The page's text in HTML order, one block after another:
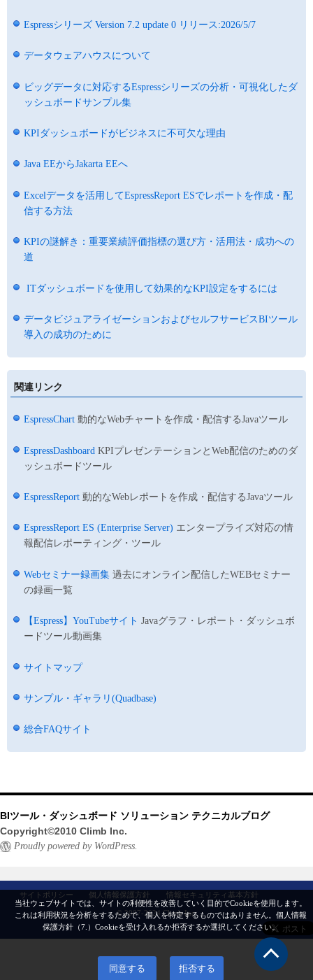
Espressシリーズ Version 7.2 update 0 リリース:2026/5/7
データウェアハウスについて
ビッグデータに対応するEspressシリーズの分析・可視化したダ
ッシュボードサンプル集
KPIダッシュボードがビジネスに不可欠な理由
Java EEからJakarta EEへ
Excelデータを活用してEspressReport ESでレポートを作成・配
信する方法
KPIの謎解き：重要業績評価指標の選び方・活用法・成功への
道
ITダッシュボードを使用して効果的なKPI設定をするには
データビジュアライゼーションおよびセルフサービスBIツール
導入の成功のために
関連リンク
EspressChart 動的なWebチャートを作成・配信するJavaツール
EspressDashboard KPIプレゼンテーションとWeb配信のためのダ
ッシュボードツール
EspressReport 動的なWebレポートを作成・配信するJavaツール
EspressReport ES (Enterprise Server) エンタープライズ対応の情
報配信レポーティング・ツール
Webセミナー録画集 過去にオンライン配信したWEBセミナー
の録画一覧
【Espress】YouTubeサイト Javaグラフ・レポート・ダッシュボ
ードツール動画集
サイトマップ
サンプル・ギャラリ(Quadbase)
総合FAQサイト
BIツール・ダッシュボード ソリューション テクニカルブログ
Copyright©2010 Climb Inc.
Proudly powered by WordPress.
サイトポリシー 個人情報保護方針 情報セキュリティ基本方針
© 2007-2024 Climb Inc.
当社ウェブサイトでは、サイトの利便性を改善していく目的でCookieを使用します。
これは利用状況を分析をするためで、個人を特定するものではありません。 個人情報
保護方針（7.） Cookieを受け入れるか拒否するか選択してください。
同意する 拒否する